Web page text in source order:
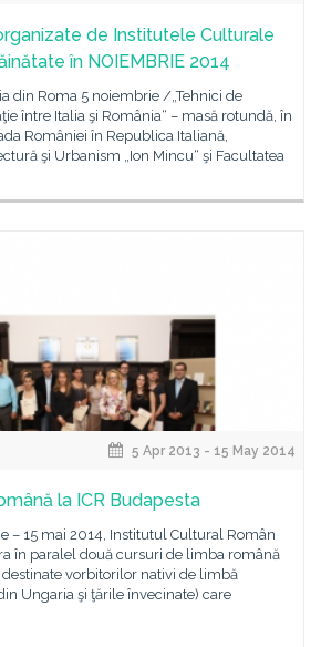
de Institutele Culturale
în NOIEMBRIE 2014
din Roma 5 noiembrie /„Tehnici de
între Italia şi România“ – masă rotundă, în
României în Republica Italiană,
şi Urbanism „Ion Mincu“ şi Facultatea
5 Apr 2013 - 15 May 2014
la ICR Budapesta
– 15 mai 2014, Institutul Cultural Român
în paralel două cursuri de limba română
destinate vorbitorilor nativi de limbă
Ungaria şi ţările învecinate) care